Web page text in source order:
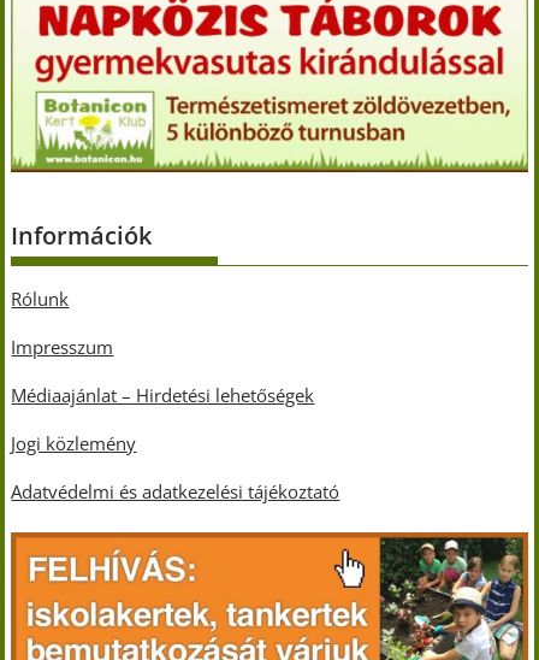
Információk
Rólunk
Impresszum
Médiaajánlat – Hirdetési lehetőségek
Jogi közlemény
Adatvédelmi és adatkezelési tájékoztató